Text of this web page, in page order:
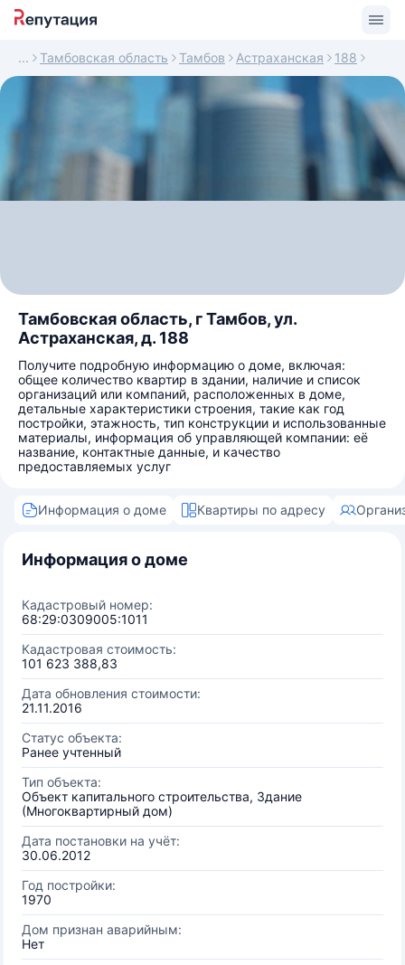
Тамбовская область Тамбов Астраханская 188
Тамбовская область, г Тамбов, ул.
Астраханская, д. 188
Получите подробную информацию о доме, включая:
общее количество квартир в здании, наличие и список
организаций или компаний, расположенных в доме,
детальные характеристики строения, такие как год
постройки, этажность, тип конструкции и использованные
материалы, информация об управляющей компании: её
название, контактные данные, и качество
предоставляемых услуг
Информация о доме Квартиры по адресу
Информация о доме
Кадастровый номер:
68:29:0309005:1011
Кадастровая стоимость:
101 623 388,83
Дата обновления стоимости:
21.11.2016
Статус объекта:
Ранее учтенный
Тип объекта:
Объект капитального строительства, Здание
(Многоквартирный дом)
Дата постановки на учёт:
30.06.2012
Год постройки:
1970
Дом признан аварийным:
Нет